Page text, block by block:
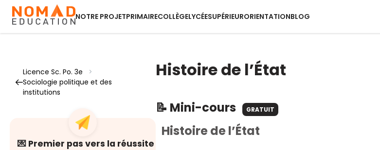
NOTRE PROJETPRIMAIRECOLLÈGELYCÉESUPÉRIEURORIENTATIONBLOG
Licence Sc. Po. 3e
>
Sociologie politique et des
institutions
💌 Premier pas vers la réussite
Histoire de l’État
📝 Mini-cours GRATUIT
Histoire de l’État